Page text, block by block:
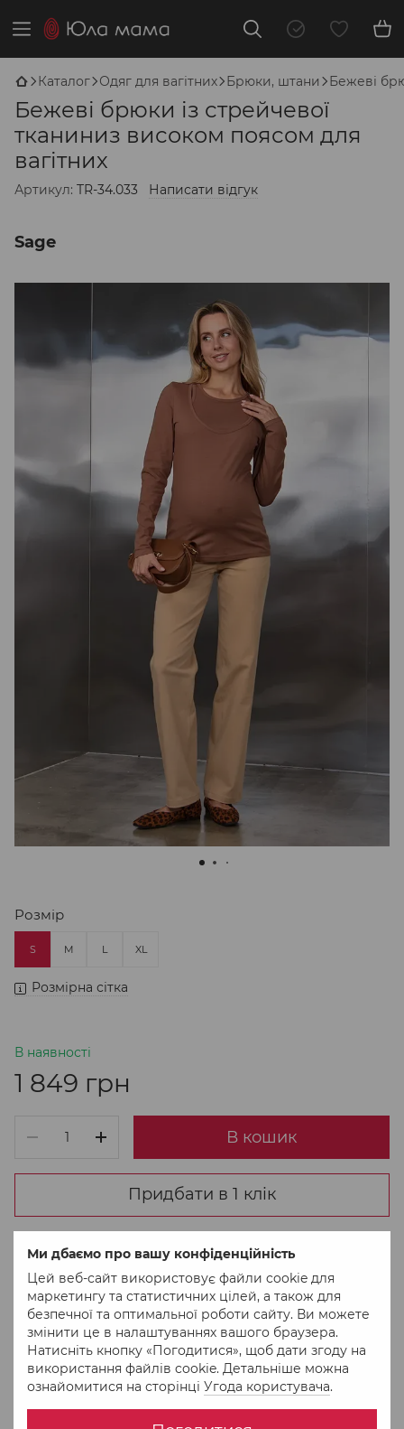
Ми дбаємо про вашу конфіденційність
Цей веб-сайт використовує файли cookie для
маркетингу та статистичних цілей, а також для
безпечної та оптимальної роботи сайту. Ви можете
змінити це в налаштуваннях вашого браузера.
Натисніть кнопку «Погодитися», щоб дати згоду на
використання файлів cookie. Детальніше можна
ознайомитися на сторінці Угода користувача.
Каталог Одяг для вагітних Брюки, штани Бежеві
Бежеві брюки із стрейчевої
тканиниз високом поясом для
вагітних
Артикул: TR-34.033 Написати відгук
Sage
Розмір
S M L XL
Розмірна сітка
В наявності
1 849 грн
В кошик
Придбати в 1 клік
До обраного Порівняти